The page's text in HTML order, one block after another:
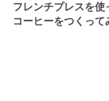
フレンチプレスを使
コーヒーをつくって